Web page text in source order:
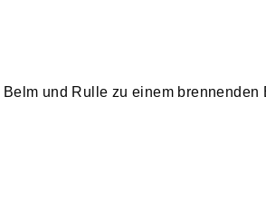
und Rulle zu einem brennenden